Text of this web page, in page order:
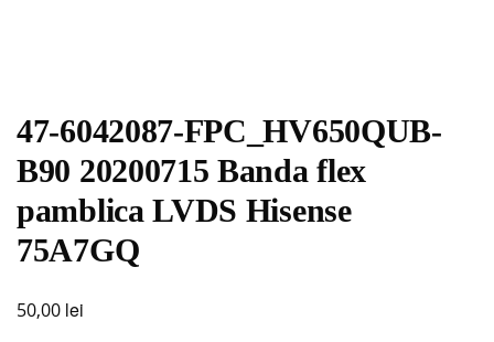
47-6042087-FPC_HV650QUB-
B90 20200715 Banda flex
pamblica LVDS Hisense
75A7GQ
50,00 lei